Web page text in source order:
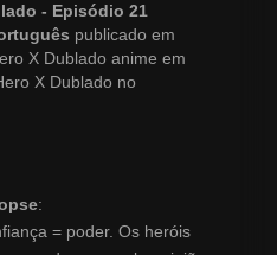
- Episódio 21
publicado em
X Dublado anime em
X Dublado no
:
= poder. Os heróis